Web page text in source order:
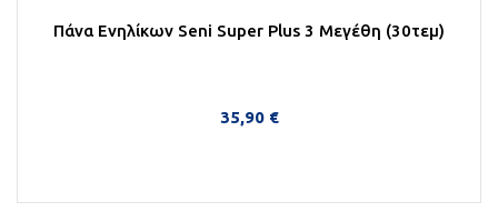
Πάνα Ενηλίκων Seni Super Plus 3 Μεγέθη (30τεμ)
35,90 €